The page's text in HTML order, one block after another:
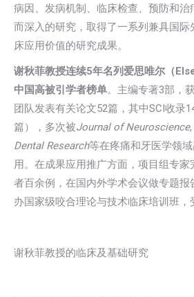
病因、发病机制、临床检查、预防和
而深入的研究，取得了一系列兼具国际
床应用价值的研究成果。
谢秋菲教授连续5年名列爱思唯尔（
中国高被引学者榜单。主编专著3部，
团队发表有关论文52篇，其中SCI收录
篇），多次被Journal of Neuroscience,
Dental Research等在疼痛和牙医学领
用。在成果应用推广方面，项目组专
者百余例，在国内外学术会议做专题报
办国家级咬合理论与技术临床培训班，
谢秋菲教授的临床及基础研究